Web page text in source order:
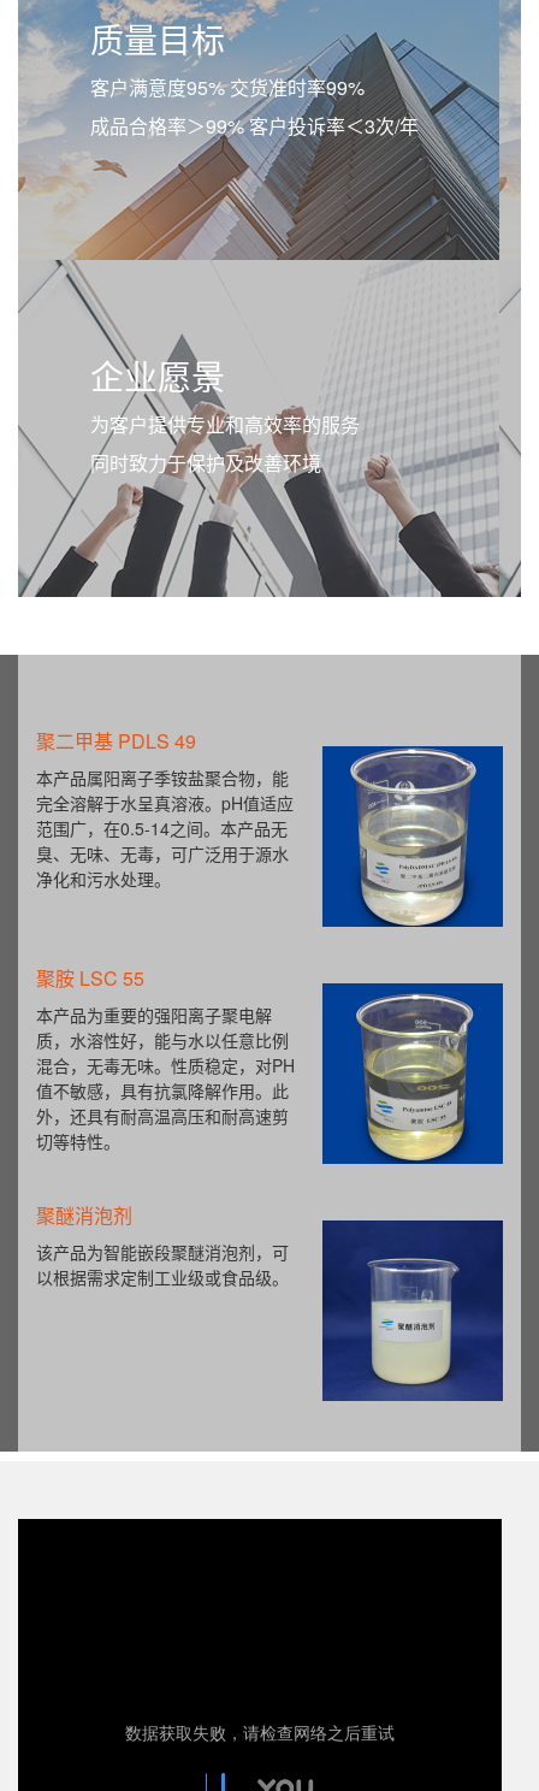
质量目标
客户满意度95% 交货准时率99%
成品合格率＞99% 客户投诉率＜3次/年
企业愿景
为客户提供专业和高效率的服务
同时致力于保护及改善环境
聚二甲基 PDLS 49
本产品属阳离子季铵盐聚合物，能
完全溶解于水呈真溶液。pH值适应
范围广，在0.5-14之间。本产品无
臭、无味、无毒，可广泛用于源水
净化和污水处理。
聚胺 LSC 55
本产品为重要的强阳离子聚电解
质，水溶性好，能与水以任意比例
混合，无毒无味。性质稳定，对PH
值不敏感，具有抗氯降解作用。此
外，还具有耐高温高压和耐高速剪
切等特性。
聚醚消泡剂
该产品为智能嵌段聚醚消泡剂，可
以根据需求定制工业级或食品级。